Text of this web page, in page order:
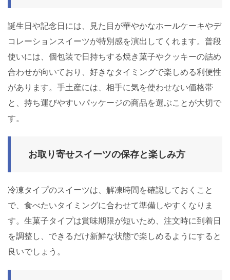
誕生日や記念日には、見た目が華やかなホールケーキやデ
コレーションスイーツが特別感を演出してくれます。普段
使いには、個包装で日持ちする焼き菓子やクッキーの詰め
合わせが向いており、好きなタイミングで楽しめる利便性
があります。手土産には、相手に気を使わせない価格帯
と、持ち運びやすいパッケージの商品を選ぶことが大切で
す。
お取り寄せスイーツの保存と楽しみ方
冷凍タイプのスイーツは、解凍時間を確認しておくこと
で、食べたいタイミングに合わせて準備しやすくなりま
す。生菓子タイプは賞味期限が短いため、注文時に到着日
を調整し、できるだけ新鮮な状態で楽しめるようにすると
良いでしょう。